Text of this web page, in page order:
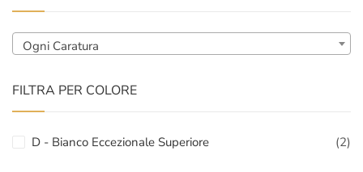
Ogni Caratura
FILTRA PER COLORE
D - Bianco Eccezionale Superiore (2)